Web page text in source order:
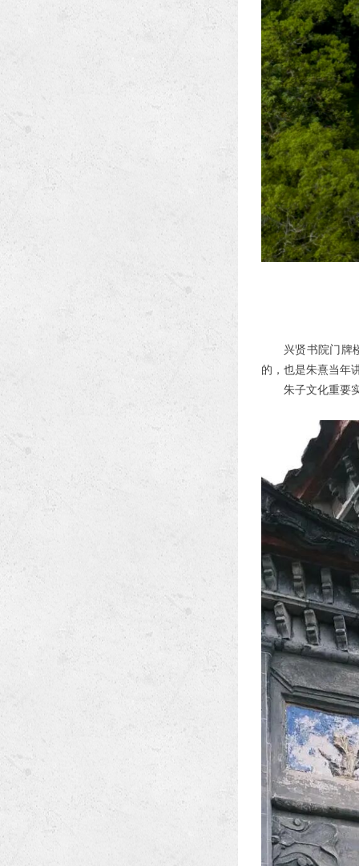
兴贤书院门牌
的，也是朱熹当年
朱子文化重要